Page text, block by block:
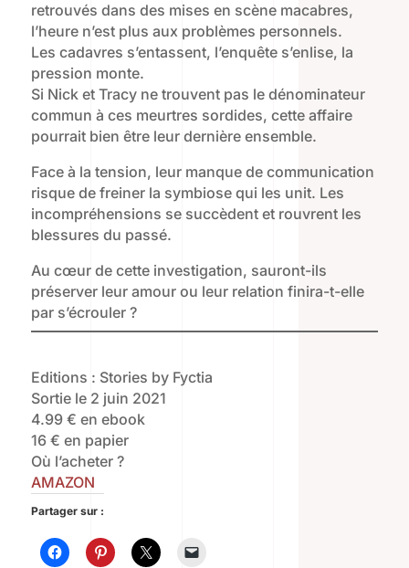
retrouvés dans des mises en scène macabres,
l’heure n’est plus aux problèmes personnels.
Les cadavres s’entassent, l’enquête s’enlise, la
pression monte.
Si Nick et Tracy ne trouvent pas le dénominateur
commun à ces meurtres sordides, cette affaire
pourrait bien être leur dernière ensemble.
Face à la tension, leur manque de communication
risque de freiner la symbiose qui les unit. Les
incompréhensions se succèdent et rouvrent les
blessures du passé.
Au cœur de cette investigation, sauront-ils
préserver leur amour ou leur relation finira-t-elle
par s’écrouler ?
Editions : Stories by Fyctia
Sortie le 2 juin 2021
4.99 € en ebook
16 € en papier
Où l’acheter ?
AMAZON
Partager sur :